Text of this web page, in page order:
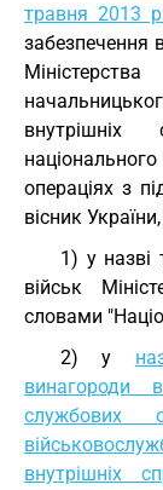
травня 2013
забезпечення
операціях з
вісник
1) у назві
військ
словами
2) у
винагороди
службових
внутрішніх